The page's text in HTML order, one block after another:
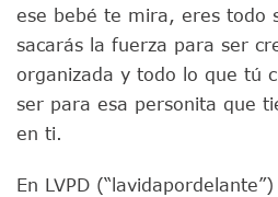
ese bebé te mira, eres todo
sacarás la fuerza para ser
organizada y todo lo que tú
ser para esa personita que
en ti.
En LVPD